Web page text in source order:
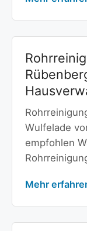
Wulfelade
empfohlen
Mehr